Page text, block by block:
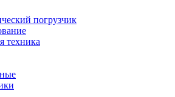
погрузчик
техника